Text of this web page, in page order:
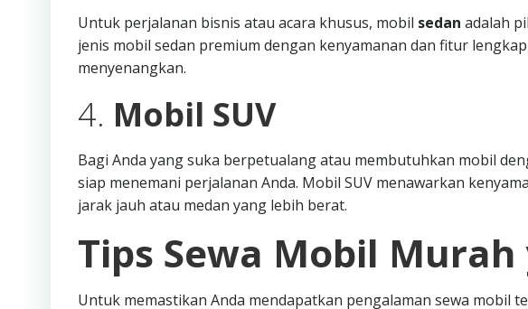
Untuk perjalanan bisnis atau acara khusus, mobil sedan adalah
jenis mobil sedan premium dengan kenyamanan dan fitur
menyenangkan.
4. Mobil SUV
Bagi Anda yang suka berpetualang atau membutuhkan mobil
siap menemani perjalanan Anda. Mobil SUV menawarkan
jarak jauh atau medan yang lebih berat.
Tips Sewa Mobil
Untuk memastikan Anda mendapatkan pengalaman sewa mobil